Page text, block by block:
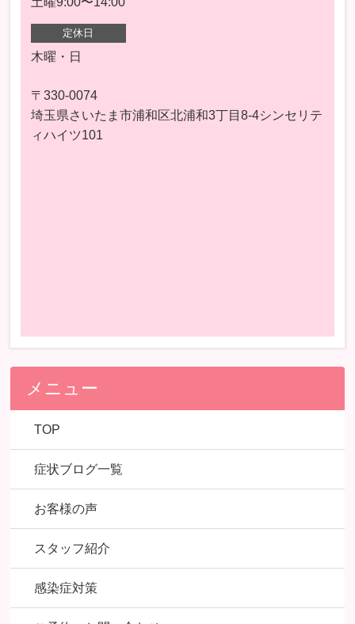
定休日
木曜・日
〒330-0074
埼玉県さいたま市浦和区北浦和3丁目8-4シンセリテ
ィハイツ101
メニュー
TOP
症状ブログ一覧
お客様の声
スタッフ紹介
感染症対策